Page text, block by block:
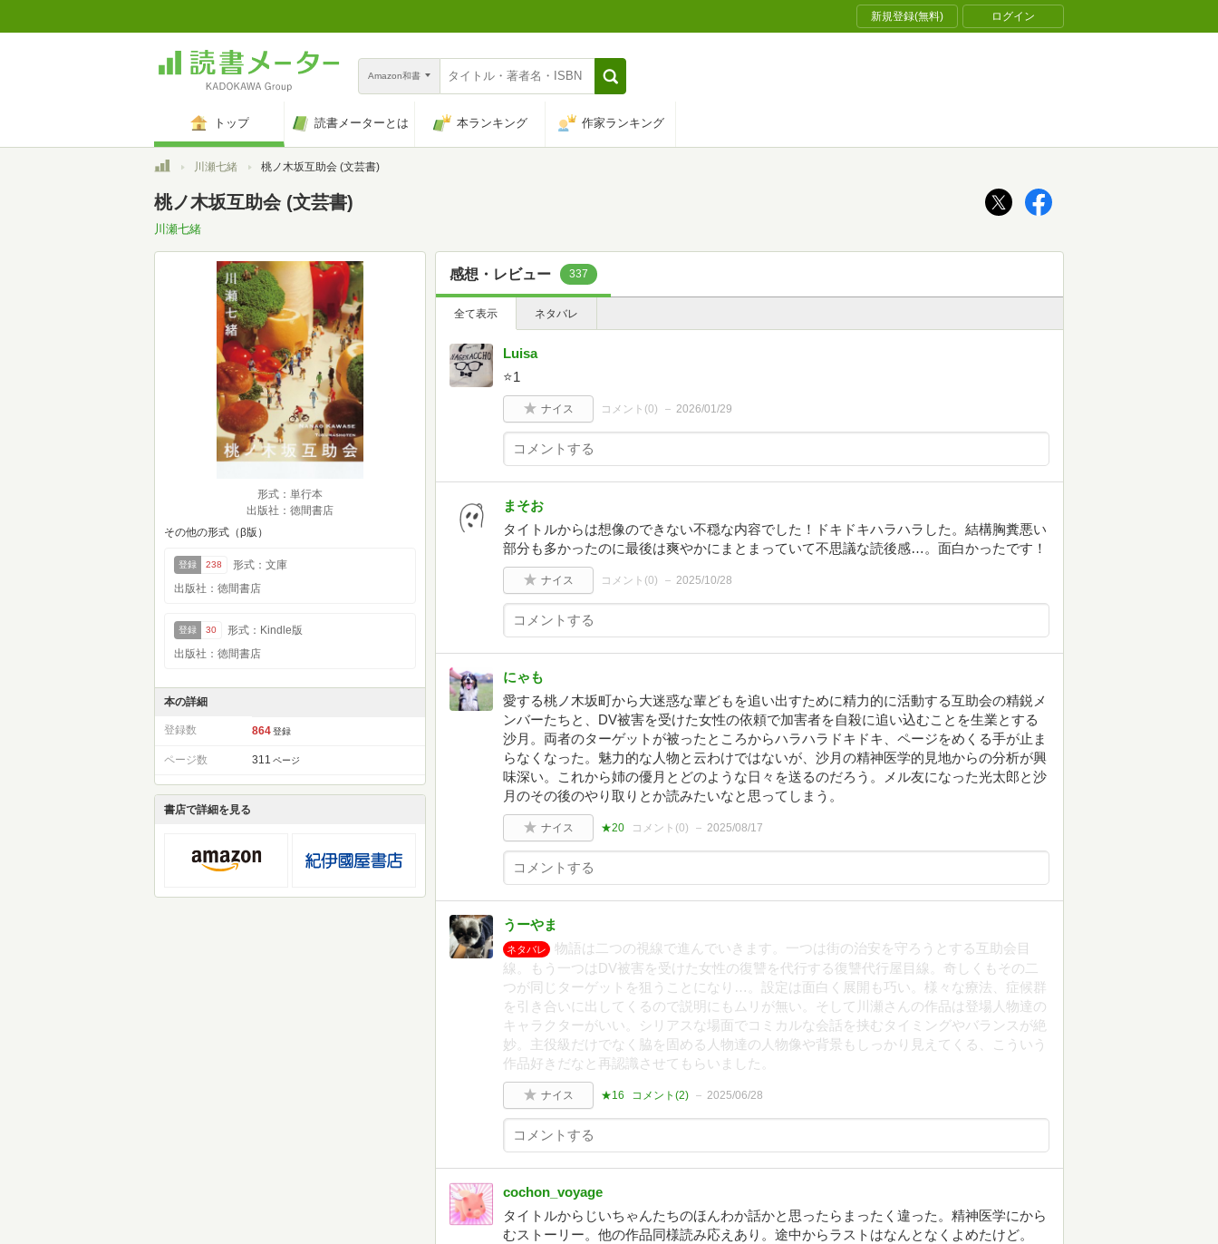
新規登録(無料) ログイン
Amazon和書
トップ 読書メーターとは 本ランキング 作家ランキング
トップ川瀬七緒 桃ノ木坂互助会 (文芸書)
桃ノ木坂互助会 (文芸書)
川瀬七緒
形式：単行本
出版社：徳間書店
その他の形式（β版）
登録 238
形式：文庫
出版社：徳間書店
登録 30
形式：Kindle版
出版社：徳間書店
本の詳細
登録数 864 登録
ページ数 311 ページ
書店で詳細を見る
感想・レビュー 337
全て表示 ネタバレ
Luisa
⭐️1
ナイス コメント(0) 2026/01/29
まそお
タイトルからは想像のできない不穏な内容でした！ドキドキハラハラした。結構胸糞悪い
部分も多かったのに最後は爽やかにまとまっていて不思議な読後感…。面白かったです！
ナイス コメント(0) 2025/10/28
にゃも
愛する桃ノ木坂町から大迷惑な輩どもを追い出すために精力的に活動する互助会の精鋭メ
ンバーたちと、DV被害を受けた女性の依頼で加害者を自殺に追い込むことを生業とする
沙月。両者のターゲットが被ったところからハラハラドキドキ、ページをめくる手が止ま
らなくなった。魅力的な人物と云わけではないが、沙月の精神医学的見地からの分析が興
味深い。これから姉の優月とどのような日々を送るのだろう。メル友になった光太郎と沙
月のその後のやり取りとか読みたいなと思ってしまう。
ナイス ★20 コメント(0) 2025/08/17
うーやま
ネタバレ
物語は二つの視線で進んでいきます。一つは街の治安を守ろうとする互助会目
線。もう一つはDV被害を受けた女性の復讐を代行する復讐代行屋目線。奇しくもその二
つが同じターゲットを狙うことになり…。設定は面白く展開も巧い。様々な療法、症候群
を引き合いに出してくるので説明にもムリが無い。そして川瀬さんの作品は登場人物達の
キャラクターがいい。シリアスな場面でコミカルな会話を挟むタイミングやバランスが絶
妙。主役級だけでなく脇を固める人物達の人物像や背景もしっかり見えてくる、こういう
作品好きだなと再認識させてもらいました。
ナイス ★16 コメント(2) 2025/06/28
cochon_voyage
タイトルからじいちゃんたちのほんわか話かと思ったらまったく違った。精神医学にから
むストーリー。他の作品同様読み応えあり。途中からラストはなんとなくよめたけど。